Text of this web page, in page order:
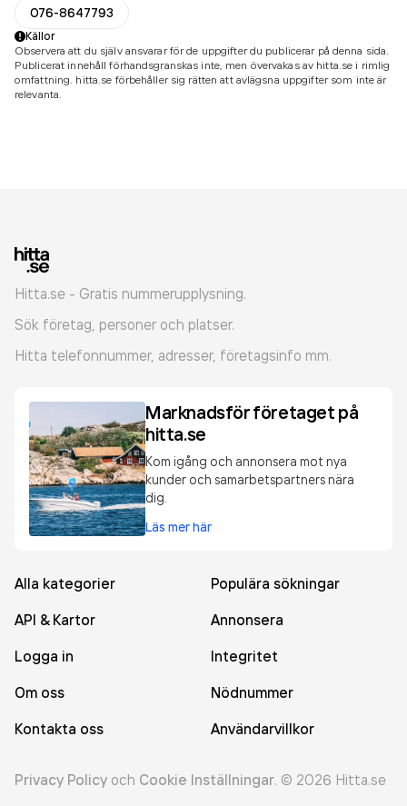
076-8647793
Källor
Observera att du själv ansvarar för de uppgifter du publicerar på denna sida.
Publicerat innehåll förhandsgranskas inte, men övervakas av hitta.se i rimlig
omfattning. hitta.se förbehåller sig rätten att avlägsna uppgifter som inte är
relevanta.
Hitta.se - Gratis nummerupplysning.
Sök företag, personer och platser.
Hitta telefonnummer, adresser, företagsinfo mm.
Marknadsför företaget på
hitta.se
Kom igång och annonsera mot nya
kunder och samarbetspartners nära
dig.
Läs mer här
Alla kategorier
Populära sökningar
API & Kartor
Annonsera
Logga in
Integritet
Om oss
Nödnummer
Kontakta oss
Användarvillkor
Privacy Policy och Cookie Inställningar. © 2026 Hitta.se